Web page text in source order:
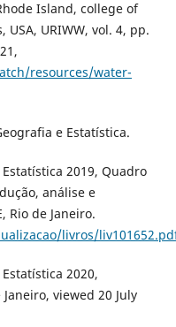
Island, college of
URIWW, vol. 4, pp.
resources/water-
e Estatística.
2019, Quadro
análise e
Rio de Janeiro.
livros/
2020,
viewed 20 July